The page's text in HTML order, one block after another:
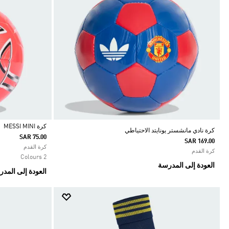
كرة نادي مانشستر يونايتد الاحتياطي
SAR 169.00
كرة القدم
العودة إلى المدرسة
Selected
كرة MESSI MINI
SAR 75.00
كرة القدم
2 Colours
العودة إلى